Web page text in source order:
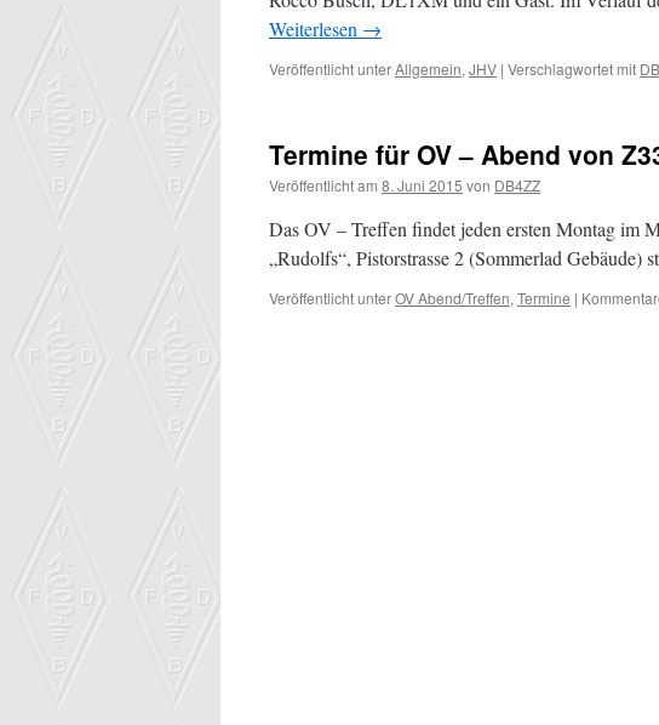
Weiterlesen →
Veröffentlicht unterAllgemein, JHV | Verschlagwortet mit
Termine für OV – Abend von
Veröffentlicht am 8. Juni 2015 von DB4ZZ
Das OV – Treffen findet jeden ersten Montag im
„Rudolfs“, Pistorstrasse 2 (Sommerlad
Veröffentlicht unterOV Abend/Treffen, Termine |